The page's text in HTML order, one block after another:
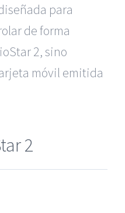
para
de forma
2, sino
móvil emitida
2